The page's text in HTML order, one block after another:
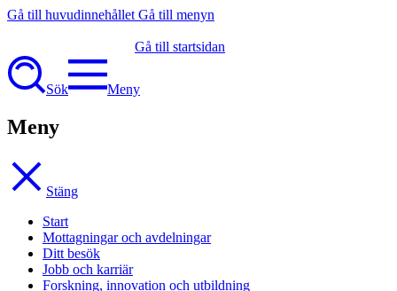
Gå till huvudinnehållet Gå till menyn
Gå till startsidan
Sök Meny
Meny
Stäng
Start
Mottagningar och avdelningar
Ditt besök
Jobb och karriär
Forskning, innovation och utbildning